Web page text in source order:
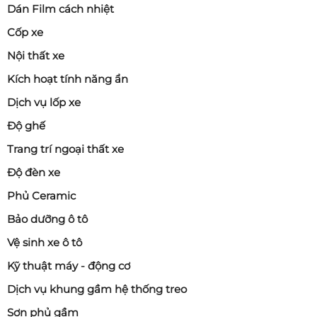
Dán Film cách nhiệt
Cốp xe
Nội thất xe
Kích hoạt tính năng ẩn
Dịch vụ lốp xe
Độ ghế
Trang trí ngoại thất xe
Độ đèn xe
Phủ Ceramic
Bảo dưỡng ô tô
Vệ sinh xe ô tô
Kỹ thuật máy - động cơ
Dịch vụ khung gầm hệ thống treo
Sơn phủ gầm